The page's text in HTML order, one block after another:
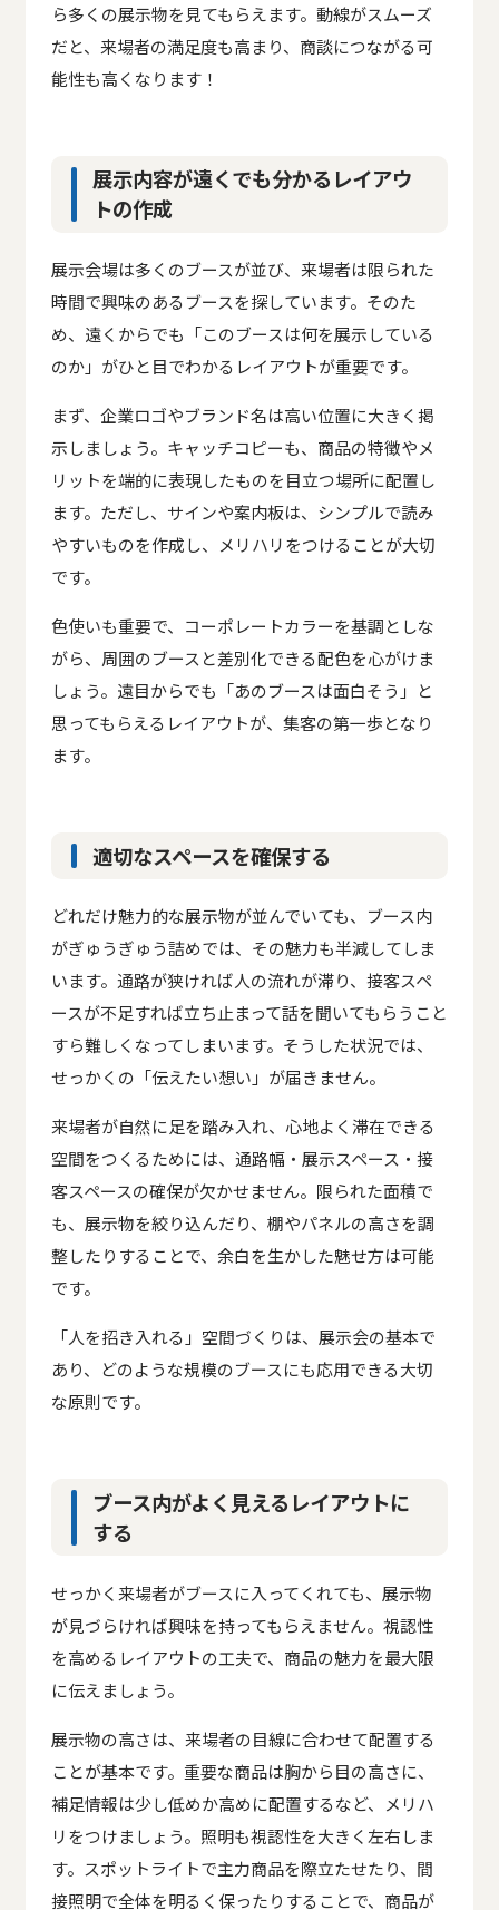
ら多くの展示物を見てもらえます。動線がスムーズ
だと、来場者の満足度も高まり、商談につながる可
能性も高くなります！
展示内容が遠くでも分かるレイアウ
トの作成
展示会場は多くのブースが並び、来場者は限られた
時間で興味のあるブースを探しています。そのた
め、遠くからでも「このブースは何を展示している
のか」がひと目でわかるレイアウトが重要です。
まず、企業ロゴやブランド名は高い位置に大きく掲
示しましょう。キャッチコピーも、商品の特徴やメ
リットを端的に表現したものを目立つ場所に配置し
ます。ただし、サインや案内板は、シンプルで読み
やすいものを作成し、メリハリをつけることが大切
です。
色使いも重要で、コーポレートカラーを基調としな
がら、周囲のブースと差別化できる配色を心がけま
しょう。遠目からでも「あのブースは面白そう」と
思ってもらえるレイアウトが、集客の第一歩となり
ます。
適切なスペースを確保する
どれだけ魅力的な展示物が並んでいても、ブース内
がぎゅうぎゅう詰めでは、その魅力も半減してしま
います。通路が狭ければ人の流れが滞り、接客スペ
ースが不足すれば立ち止まって話を聞いてもらうこと
すら難しくなってしまいます。そうした状況では、
せっかくの「伝えたい想い」が届きません。
来場者が自然に足を踏み入れ、心地よく滞在できる
空間をつくるためには、通路幅・展示スペース・接
客スペースの確保が欠かせません。限られた面積で
も、展示物を絞り込んだり、棚やパネルの高さを調
整したりすることで、余白を生かした魅せ方は可能
です。
「人を招き入れる」空間づくりは、展示会の基本で
あり、どのような規模のブースにも応用できる大切
な原則です。
ブース内がよく見えるレイアウトに
する
せっかく来場者がブースに入ってくれても、展示物
が見づらければ興味を持ってもらえません。視認性
を高めるレイアウトの工夫で、商品の魅力を最大限
に伝えましょう。
展示物の高さは、来場者の目線に合わせて配置する
ことが基本です。重要な商品は胸から目の高さに、
補足情報は少し低めか高めに配置するなど、メリハ
リをつけましょう。照明も視認性を大きく左右しま
す。スポットライトで主力商品を際立たせたり、間
接照明で全体を明るく保ったりすることで、商品が